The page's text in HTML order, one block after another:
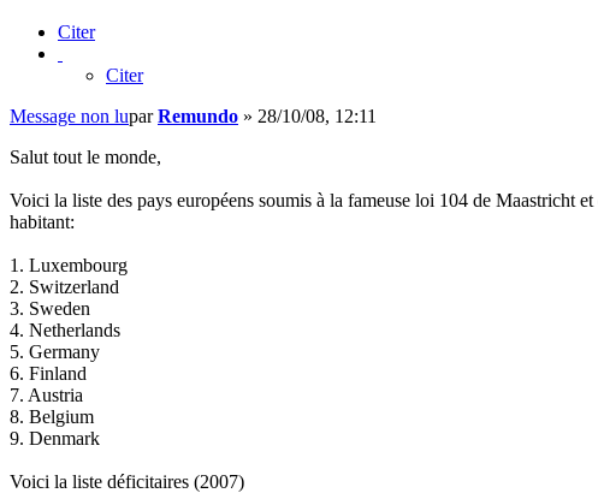
Citer
Citer
Message non luparRemundo » 28/10/08, 12:11
Salut tout le monde,
Voici la liste des pays européens soumis à la fameuse loi 104 de Maastricht
habitant:
1. Luxembourg
2. Switzerland
3. Sweden
4. Netherlands
5. Germany
6. Finland
7. Austria
8. Belgium
9. Denmark
Voici la liste déficitaires (2007)